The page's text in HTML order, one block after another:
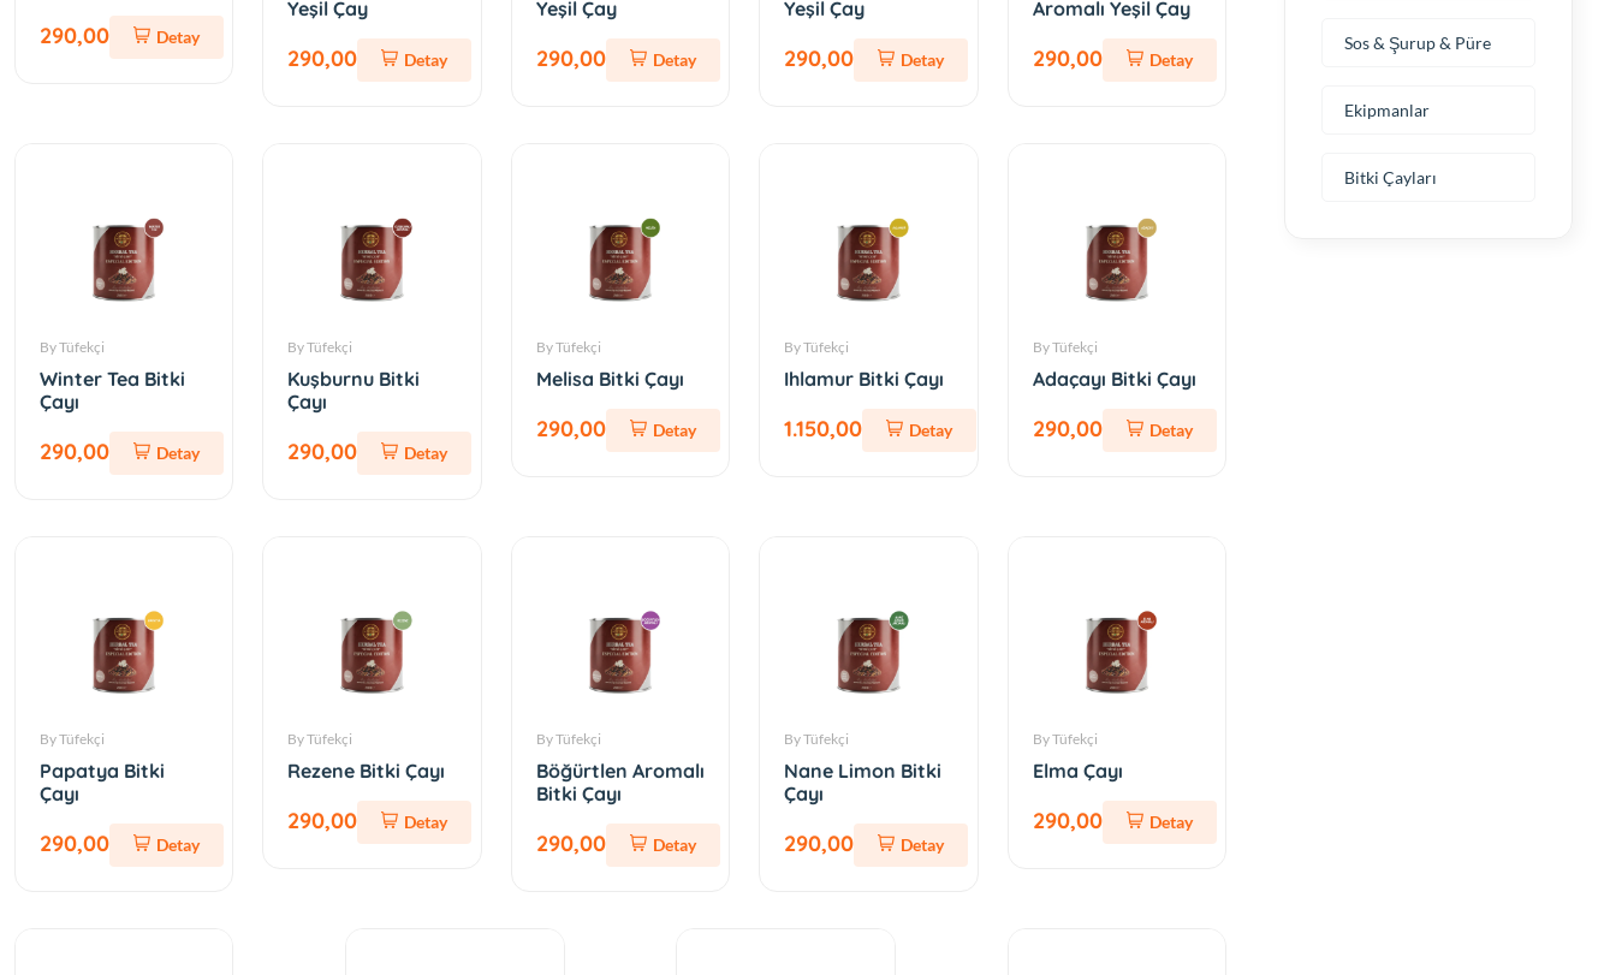
290,00 Detay
Yeşil Çay
290,00 Detay
Yeşil Çay
290,00 Detay
Yeşil Çay
290,00 Detay
Aromalı Yeşil Çay
290,00 Detay
By Tüfekçi
Winter Tea Bitki
Çayı
290,00 Detay
By Tüfekçi
Kuşburnu Bitki
Çayı
290,00 Detay
By Tüfekçi
Melisa Bitki Çayı
290,00 Detay
By Tüfekçi
Ihlamur Bitki Çayı
1.150,00 Detay
By Tüfekçi
Adaçayı Bitki Çayı
290,00 Detay
By Tüfekçi
Papatya Bitki
Çayı
290,00 Detay
By Tüfekçi
Rezene Bitki Çayı
290,00 Detay
By Tüfekçi
Böğürtlen Aromalı
Bitki Çayı
290,00 Detay
By Tüfekçi
Nane Limon Bitki
Çayı
290,00 Detay
By Tüfekçi
Elma Çayı
290,00 Detay
Sos & Şurup & Püre
Ekipmanlar
Bitki Çayları